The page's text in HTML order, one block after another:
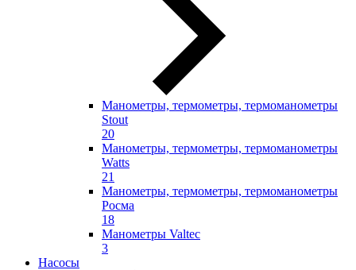
Манометры, термометры, термоманометры
Stout
20
Манометры, термометры, термоманометры
Watts
21
Манометры, термометры, термоманометры
Росма
18
Манометры Valtec
3
Насосы